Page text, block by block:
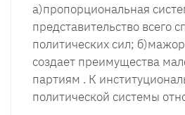
а)пропорциональная
представительство всего
политических сил;
создает преимущества
партиям . К
политической системы